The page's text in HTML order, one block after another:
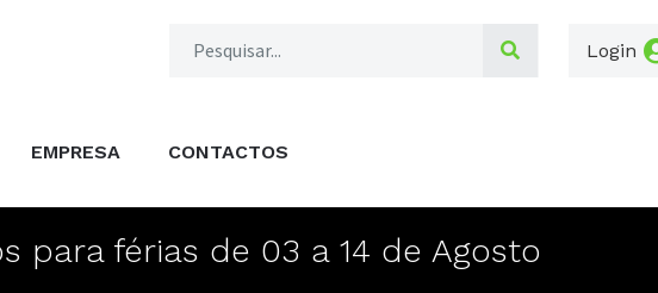
Login
EMPRESA CONTACTOS
para férias de 03 a 14 de Agosto